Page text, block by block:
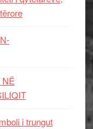
NË
i trungut